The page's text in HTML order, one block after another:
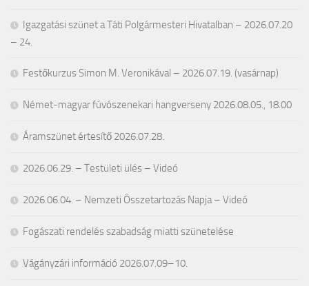
Igazgatási szünet a Táti Polgármesteri Hivatalban – 2026.07.20
– 24.
Festőkurzus Simon M. Veronikával – 2026.07.19. (vasárnap)
Német-magyar fúvószenekari hangverseny 2026.08.05., 18.00
Áramszünet értesítő 2026.07.28.
2026.06.29. – Testületi ülés – Videó
2026.06.04. – Nemzeti Összetartozás Napja – Videó
Fogászati rendelés szabadság miatti szünetelése
Vágányzári információ 2026.07.09–10.